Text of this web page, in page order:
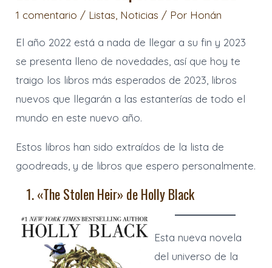
1 comentario / Listas, Noticias / Por Honán
El año 2022 está a nada de llegar a su fin y 2023
se presenta lleno de novedades, así que hoy te
traigo los libros más esperados de 2023, libros
nuevos que llegarán a las estanterías de todo el
mundo en este nuevo año.
Estos libros han sido extraídos de la lista de
goodreads, y de libros que espero personalmente.
1. «The Stolen Heir» de Holly Black
Esta nueva novela
del universo de la